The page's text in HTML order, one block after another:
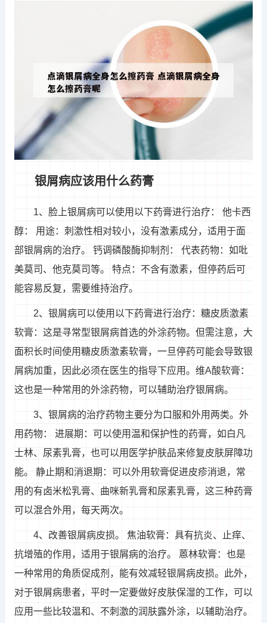
银屑病应该用什么药膏
1、脸上银屑病可以使用以下药膏进行治疗： 他卡西
醇： 用途：刺激性相对较小，没有激素成分，适用于面
部银屑病的治疗。 钙调磷酸酶抑制剂： 代表药物：如吡
美莫司、他克莫司等。 特点：不含有激素，但停药后可
能容易反复，需要维持治疗。
2、银屑病可以使用以下药膏进行治疗：糖皮质激素
软膏：这是寻常型银屑病首选的外涂药物。但需注意，大
面积长时间使用糖皮质激素软膏，一旦停药可能会导致银
屑病加重，因此必须在医生的指导下应用。维A酸软膏：
这也是一种常用的外涂药物，可以辅助治疗银屑病。
3、银屑病的治疗药物主要分为口服和外用两类。外
用药物： 进展期：可以使用温和保护性的药膏，如白凡
士林、尿素乳膏，也可以用医学护肤品来修复皮肤屏障功
能。 静止期和消退期：可以外用软膏促进皮疹消退，常
用的有卤米松乳膏、曲咪新乳膏和尿素乳膏，这三种药膏
可以混合外用，每天两次。
4、改善银屑病皮损。 焦油软膏：具有抗炎、止痒、
抗增殖的作用，适用于银屑病的治疗。 蒽林软膏：也是
一种常用的角质促成剂，能有效减轻银屑病皮损。此外，
对于银屑病患者，平时一定要做好皮肤保湿的工作，可以
应用一些比较温和、不刺激的润肤露外涂，以辅助治疗。